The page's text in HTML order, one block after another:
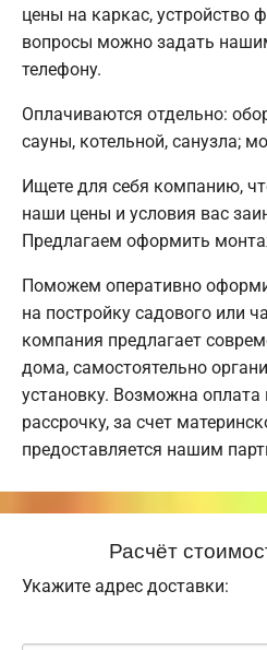
цены на каркас, устройство
вопросы можно задать
телефону.
Оплачиваются отдельно:
сауны, котельной, санузла;
Ищете для себя компанию,
наши цены и условия вас
Предлагаем оформить
Поможем оперативно
на постройку садового или
компания предлагает
дома, самостоятельно
установку. Возможна
рассрочку, за счет
предоставляется нашим
Расчёт
Укажите адрес доставки: